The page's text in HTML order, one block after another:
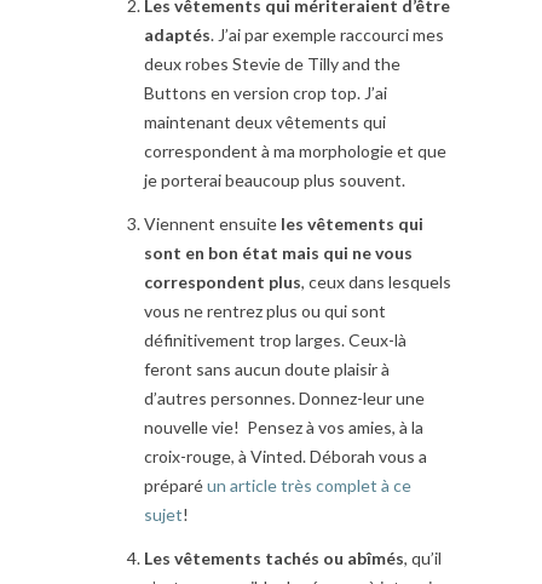
Les vêtements qui mériteraient d’être
adaptés. J’ai par exemple raccourci mes
deux robes Stevie de Tilly and the
Buttons en version crop top. J’ai
maintenant deux vêtements qui
correspondent à ma morphologie et que
je porterai beaucoup plus souvent.
Viennent ensuite les vêtements qui
sont en bon état mais qui ne vous
correspondent plus, ceux dans lesquels
vous ne rentrez plus ou qui sont
définitivement trop larges. Ceux-là
feront sans aucun doute plaisir à
d’autres personnes. Donnez-leur une
nouvelle vie! Pensez à vos amies, à la
croix-rouge, à Vinted. Déborah vous a
préparéun article très complet à ce
sujet!
Les vêtements tachés ou abîmés, qu’il